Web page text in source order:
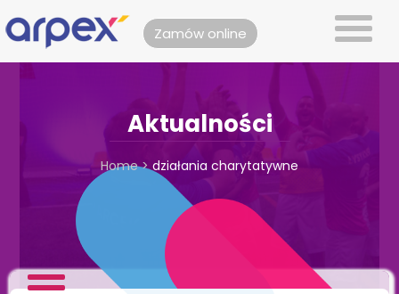
Zamów online
Aktualności
Home>działania charytatywne